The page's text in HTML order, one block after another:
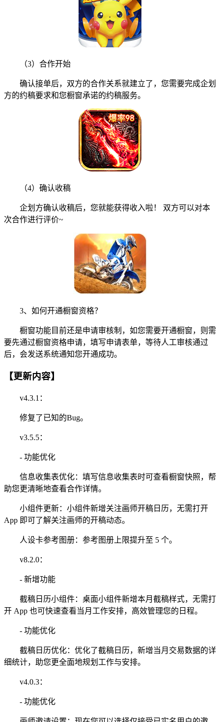
（3）合作开始
确认接单后，双方的合作关系就建立了，您需要完成企划
方的约稿要求和您橱窗承诺的约稿服务。
（4）确认收稿
企划方确认收稿后，您就能获得收入啦！ 双方可以对本
次合作进行评价~
3、如何开通橱窗资格？
橱窗功能目前还是申请审核制，如您需要开通橱窗，则需
要先通过橱窗资格申请，填写申请表单，等待人工审核通过
后，会发送系统通知您开通成功。
【更新内容】
v4.3.1：
修复了已知的Bug。
v3.5.5：
- 功能优化
信息收集表优化：填写信息收集表时可查看橱窗快照，帮
助您更清晰地查看合作详情。
小组件更新：小组件新增关注画师开稿日历，无需打开
App 即可了解关注画师的开稿动态。
人设卡参考图册：参考图册上限提升至 5 个。
v8.2.0：
- 新增功能
截稿日历小组件：桌面小组件新增本月截稿样式，无需打
开 App 也可快速查看当月工作安排，高效管理您的日程。
- 功能优化
截稿日历优化：优化了截稿日历，新增当月交易数据的详
细统计，助您更全面地规划工作与安排。
v4.0.3：
- 功能优化